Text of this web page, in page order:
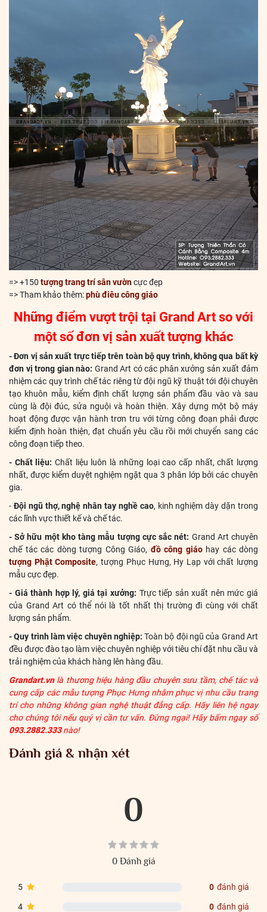
=> +150 tượng trang trí sân vườncực đẹp
=> Tham khảo thêm:phù điêu công giáo
Những điểm vượt trội tại Grand Art so với
một số đơn vị sản xuất tượng khác
- Đơn vị sản xuất trực tiếp trên toàn bộ quy trình, không qua bất kỳ
đơn vị trong gian nào: Grand Art có các phân xưởng sản xuất đảm
nhiệm các quy trình chế tác riêng từ đội ngũ kỹ thuật tới đội chuyên
tạo khuôn mẫu, kiểm định chất lượng sản phẩm đầu vào và sau
cùng là đội đúc, sửa nguội và hoàn thiện. Xây dựng một bộ máy
hoạt động được vận hành trơn tru với từng công đoạn phải được
kiểm định hoàn thiện, đạt chuẩn yêu cầu rồi mới chuyển sang các
công đoạn tiếp theo.
- Chất liệu: Chất liệu luôn là những loại cao cấp nhất, chất lượng
nhất, được kiểm duyệt nghiệm ngặt qua 3 phân lớp bởi các chuyên
gia.
-Đội ngũ thợ, nghệ nhân tay nghề cao, kinh nghiệm dày dặn trong
các lĩnh vực thiết kế và chế tác.
- Sở hữu một kho tàng mẫu tượng cực sắc nét: Grand Art chuyên
chế tác các dòng tượng Công Giáo, đồ công giáohay các dòng
tượng Phật Composite, tượng Phục Hưng, Hy Lạp với chất lượng
mẫu cực đẹp.
- Giá thành hợp lý, giá tại xưởng: Trực tiếp sản xuất nên mức giá
của Grand Art có thể nói là tốt nhất thị trường đi cùng với chất
lượng sản phẩm.
- Quy trình làm việc chuyên nghiệp: Toàn bộ đội ngũ của Grand Art
đều được đào tạo làm việc chuyên nghiệp với tiêu chí đặt nhu cầu và
trải nghiệm của khách hàng lên hàng đầu.
Grandart.vnlà thương hiệu hàng đầu chuyên sưu tầm, chế tác và
cung cấp các mẫu tượng Phục Hưng nhằm phục vị nhu cầu trang
trí cho những không gian nghệ thuật đẳng cấp. Hãy liên hệ ngay
cho chúng tôi nếu quý vị cần tư vấn. Đừng ngại! Hãy bấm ngay số
093.2882.333nào!
Đánh giá & nhận xét
0
0 Đánh giá
5 0 đánh giá
4 0 đánh giá